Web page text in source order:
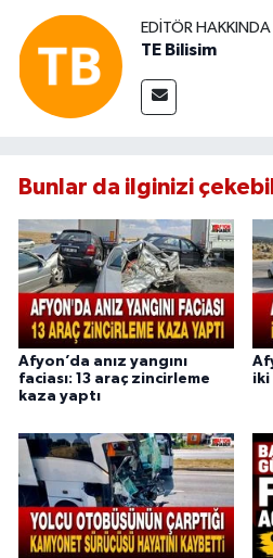
EDITÖR HAKKINDA
TE Bilisim
Bunlar da ilginizi
Afyon’da anız yangını
faciası: 13 araç zincirleme
kaza yaptı
iki